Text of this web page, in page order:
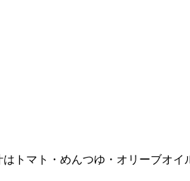
トマト・めんつゆ・オリーブオイ